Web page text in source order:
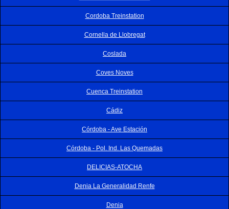
Cordoba Treinstation
Cornella de Llobregat
Coslada
Coves Noves
Cuenca Treinstation
Cádiz
Córdoba - Ave Estación
Córdoba - Pol. Ind. Las Quemadas
DELICIAS-ATOCHA
Denia La Generalidad Renfe
Denia